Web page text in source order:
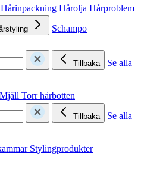
Hårinpackning Hårolja Hårproblem
Schampo
Tillbaka
Se alla
Mjäll Torr hårbotten
Tillbaka
Se alla
Stylingprodukter